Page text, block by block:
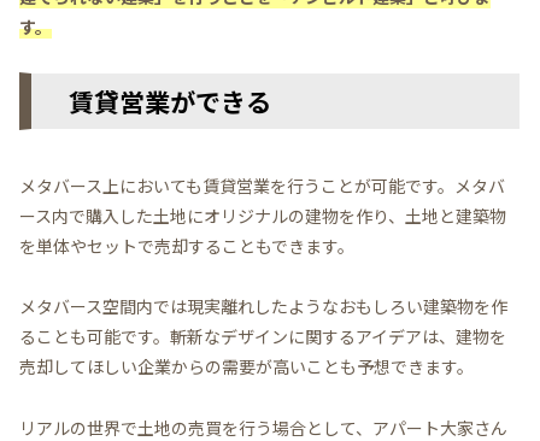
す。
賃貸営業ができる
メタバース上においても賃貸営業を行うことが可能です。メタバ
ース内で購入した土地にオリジナルの建物を作り、土地と建築物
を単体やセットで売却することもできます。
メタバース空間内では現実離れしたようなおもしろい建築物を作
ることも可能です。斬新なデザインに関するアイデアは、建物を
売却してほしい企業からの需要が高いことも予想できます。
リアルの世界で土地の売買を行う場合として、アパート大家さん